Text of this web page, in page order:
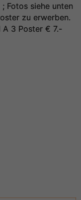
Fotos siehe unten
zu erwerben.
3 Poster € 7.-